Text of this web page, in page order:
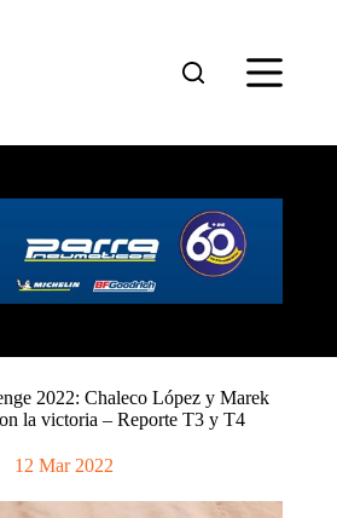
2022: Chaleco López y Marek
la victoria – Reporte T3 y T4
12 Mar 2022